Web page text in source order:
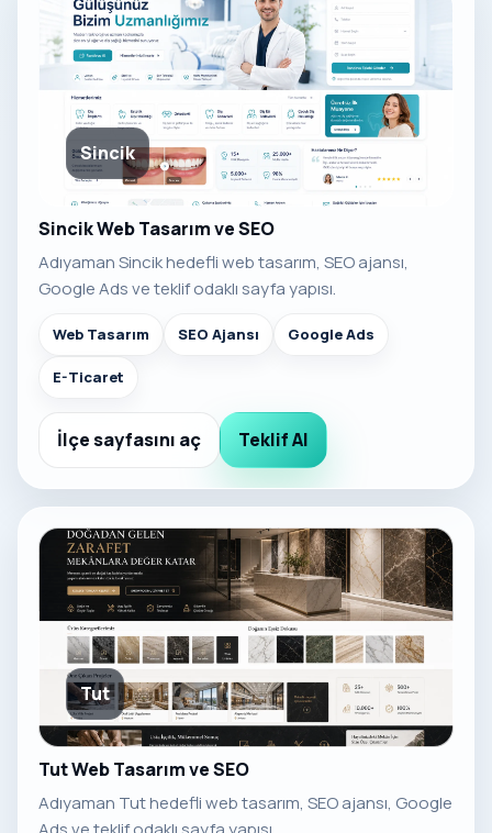
Sincik
Sincik Web Tasarım ve SEO
Adıyaman Sincik hedefli web tasarım, SEO ajansı,
Google Ads ve teklif odaklı sayfa yapısı.
Web Tasarım SEO Ajansı Google Ads
E-Ticaret
İlçe sayfasını aç Teklif Al
Tut
Tut Web Tasarım ve SEO
Adıyaman Tut hedefli web tasarım, SEO ajansı, Google